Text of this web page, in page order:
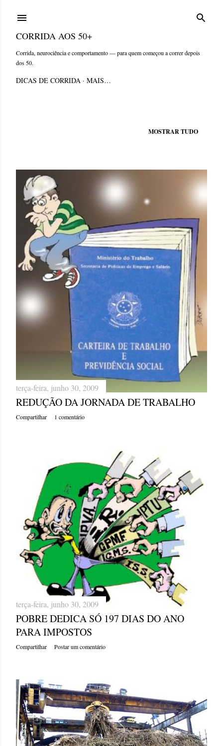
CORRIDA AOS 50+
Corrida, neurociência e comportamento — para quem começou a correr depois
dos 50.
DICAS DE CORRIDA MAIS…
e
n
s
MOSTRAR TUDO
terça-feira, junho 30, 2009
REDUÇÃO DA JORNADA DE TRABALHO
Compartilhar 1 comentário
terça-feira, junho 30, 2009
POBRE DEDICA SÓ 197 DIAS DO ANO
PARA IMPOSTOS
Compartilhar Postar um comentário